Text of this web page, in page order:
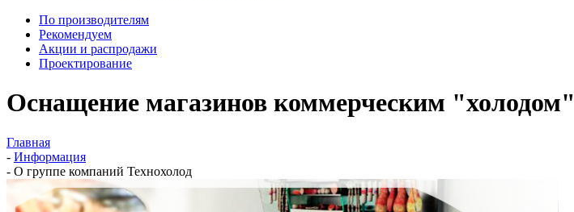
По производителям
Рекомендуем
Акции и распродажи
Проектирование
Оснащение магазинов коммерческим "холодом"
Главная
- Информация
- О группе компаний Технохолод